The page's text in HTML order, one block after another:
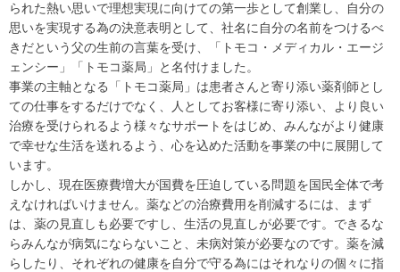
られた熱い思いで理想実現に向けての第一歩として創業し、自分の
思いを実現する為の決意表明として、社名に自分の名前をつけるべ
きだという父の生前の言葉を受け、「トモコ・メディカル・エージ
ェンシー」「トモコ薬局」と名付けました。
事業の主軸となる「トモコ薬局」は患者さんと寄り添い薬剤師とし
ての仕事をするだけでなく、人としてお客様に寄り添い、より良い
治療を受けられるよう様々なサポートをはじめ、みんながより健康
で幸せな生活を送れるよう、心を込めた活動を事業の中に展開して
います。
しかし、現在医療費増大が国費を圧迫している問題を国民全体で考
えなければいけません。薬などの治療費用を削減するには、まず
は、薬の見直しも必要ですし、生活の見直しが必要です。できるな
らみんなが病気にならないこと、未病対策が必要なのです。薬を減
らしたり、それぞれの健康を自分で守る為にはそれなりの個々に指